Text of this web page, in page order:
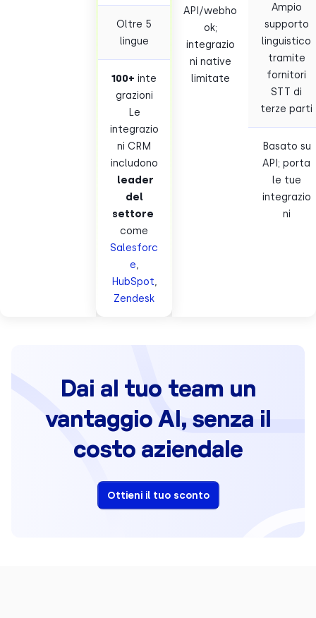
Oltre 5
lingue
100+ inte
grazioni
Le
integrazio
ni CRM
includono
leader
del
settore
come
Salesforc
e
HubSpot
Zendesk
API/webho
ok;
integrazio
ni native
limitate
Ampio
supporto
linguistico
tramite
fornitori
STT di
terze parti
Basato su
API; porta
le tue
integrazio
ni
Dai al tuo team un
vantaggio AI, senza il
costo aziendale
Ottieni il tuo sconto